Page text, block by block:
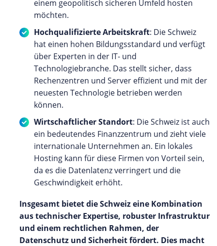
einem geopolitisch sicheren Umfeld hosten
möchten.
Hochqualifizierte Arbeitskraft: Die Schweiz
hat einen hohen Bildungsstandard und verfügt
über Experten in der IT- und
Technologiebranche. Das stellt sicher, dass
Rechenzentren und Server effizient und mit der
neuesten Technologie betrieben werden
können.
Wirtschaftlicher Standort: Die Schweiz ist auch
ein bedeutendes Finanzzentrum und zieht viele
internationale Unternehmen an. Ein lokales
Hosting kann für diese Firmen von Vorteil sein,
da es die Datenlatenz verringert und die
Geschwindigkeit erhöht.
Insgesamt bietet die Schweiz eine Kombination
aus technischer Expertise, robuster Infrastruktur
und einem rechtlichen Rahmen, der
Datenschutz und Sicherheit fördert. Dies macht